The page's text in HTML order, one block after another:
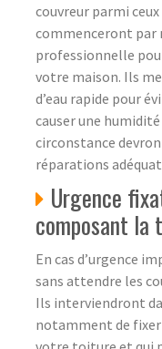
couvreur parmi
commenceront par
professionnelle
votre maison. Ils
d’eau rapide pour
causer une
circonstance
réparations
Urgence
composant la
En cas d’urgence
sans attendre les
Ils interviendront
notamment de